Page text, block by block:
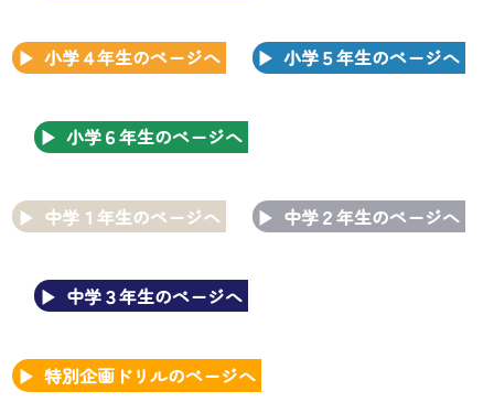
小学４年生のページへ 小学５年生のページへ
小学６年生のページへ
中学１年生のページへ 中学２年生のページへ
中学３年生のページへ
特別企画ドリルのページへ